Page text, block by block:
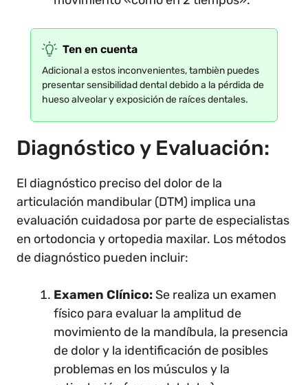
Ten en cuenta
Adicional a estos inconvenientes, tambièn puedes
presentar sensibilidad dental debido a la pérdida de
hueso alveolar y exposición de raíces dentales.
Diagnóstico y Evaluación:
El diagnóstico preciso del dolor de la
articulación mandibular (DTM) implica una
evaluación cuidadosa por parte de especialistas
en ortodoncia y ortopedia maxilar. Los métodos
de diagnóstico pueden incluir:
Examen Clínico: Se realiza un examen
físico para evaluar la amplitud de
movimiento de la mandíbula, la presencia
de dolor y la identificación de posibles
problemas en los músculos y la